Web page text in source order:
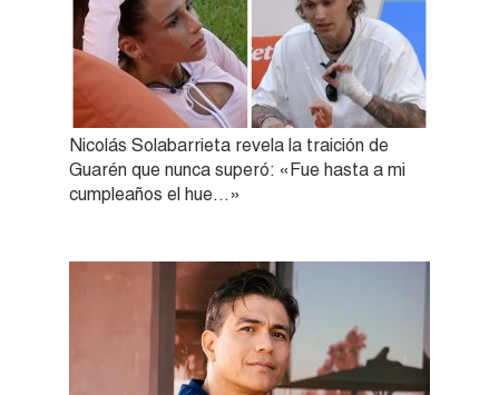
Nicolás Solabarrieta revela la traición de
Guarén que nunca superó: «Fue hasta a mi
cumpleaños el hue…»